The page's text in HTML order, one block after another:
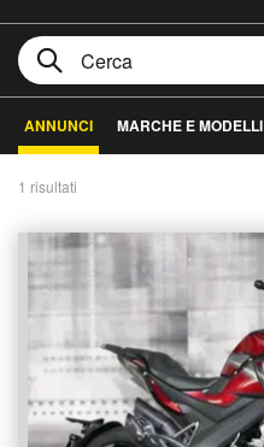
ANNUNCI MARCHE E MODELLI
1 risultati